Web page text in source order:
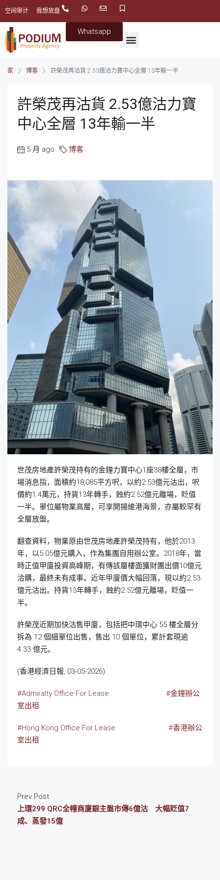
空间审计 我想放盘
Whatsapp
家 博客 許榮茂再沽貨 2.53億沽力寶中心全層 13年輸一半
許榮茂再沽貨 2.53億沽力寶
中心全層 13年輸一半
5 月 ago 博客
世茂房地產許榮茂持有的金鐘力寶中心1座38樓全層，市
場消息指，面積約18,085平方呎，以約2.53億元沽出，呎
價約1.4萬元，持貨13年轉手，蝕約2.52億元離場，貶值
一半。單位屬物業高層，可享開揚維港海景，亦屬較罕有
全層放盤。
翻查資料，物業原由世茂房地產許榮茂持有，他於2013
年，以5.05億元購入，作為集團自用辦公室。2018年，當
時正值甲廈投資高峰期，有傳該層樓面獲財團出價10億元
洽購，最終未有成事。近年甲廈價大幅回落，現以約2.53
億元沽出。持貨13年轉手，蝕約2.52億元離場，貶值一
半。
許榮茂近期加快沽售甲廈，包括把中環中心 55 樓全層分
拆為 12 個細單位出售，售出 10 個單位，累計套現逾
4.33 億元。
(香港經濟日報, 03-05-2026)
#Admiralty Office For Lease
#金鐘辦公
室出租
#Hong Kong Office For Lease
#香港辦公
室出租
Prev Post
上環299 QRC全幢商廈銀主盤市傳6億沽 大幅貶值7
成、蒸發15億